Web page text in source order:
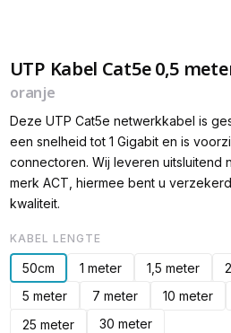
UTP Kabel Cat5e 0,5
oranje
Deze UTP Cat5e netwerkkabel is
een snelheid tot 1 Gigabit en is
connectoren. Wij leveren uitsluitend
merk ACT, hiermee bent u
kwaliteit.
KABEL LENGTE
50cm 1 meter 1,5 meter
5 meter
7 meter 10 meter
25 meter
30 meter